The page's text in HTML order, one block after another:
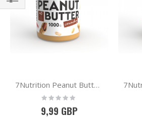
7Nutrition Peanut Butter Natural 1000g [Crunchy]
Rating:
0%
9,99 GBP
Kupuj